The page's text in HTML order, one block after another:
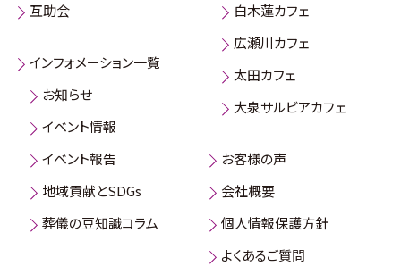
互助会
インフォメーション一覧
お知らせ
イベント情報
イベント報告
地域貢献とSDGs
葬儀の豆知識コラム
白木蓮カフェ
広瀬川カフェ
太田カフェ
大泉サルビアカフェ
お客様の声
会社概要
個人情報保護方針
よくあるご質問